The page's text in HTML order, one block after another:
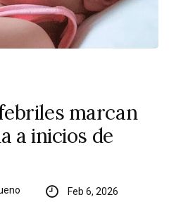
marcan
a inicios de
Feb 6, 2026